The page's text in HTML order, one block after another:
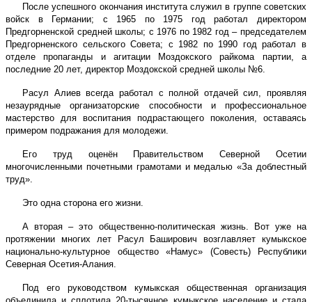
После успешного окончания института служил в группе советских
войск в Германии; с 1965 по 1975 год работал директором
Предгорненской средней школы; с 1976 по 1982 год – председателем
Предгорненского сельского Совета; с 1982 по 1990 год работал в
отделе пропаганды и агитации Моздокского райкома партии, а
последние 20 лет, директор Моздокской средней школы №6.
Расул Алиев всегда работал с полной отдачей сил, проявляя
незаурядные организаторские способности и профессиональное
мастерство для воспитания подрастающего поколения, оставаясь
примером подражания для молодежи.
Его труд оценён Правительством Северной Осетии
многочисленными почетными грамотами и медалью «За доблестный
труд».
Это одна сторона его жизни.
А вторая – это общественно-политическая жизнь. Вот уже на
протяжении многих лет Расул Баширович возглавляет кумыкское
национально-культурное общество «Намус» (Совесть) Республики
Северная Осетия-Алания.
Под его руководством кумыкская общественная организация